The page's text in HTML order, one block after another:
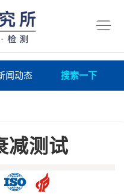
闻动态 搜索一下
减测试